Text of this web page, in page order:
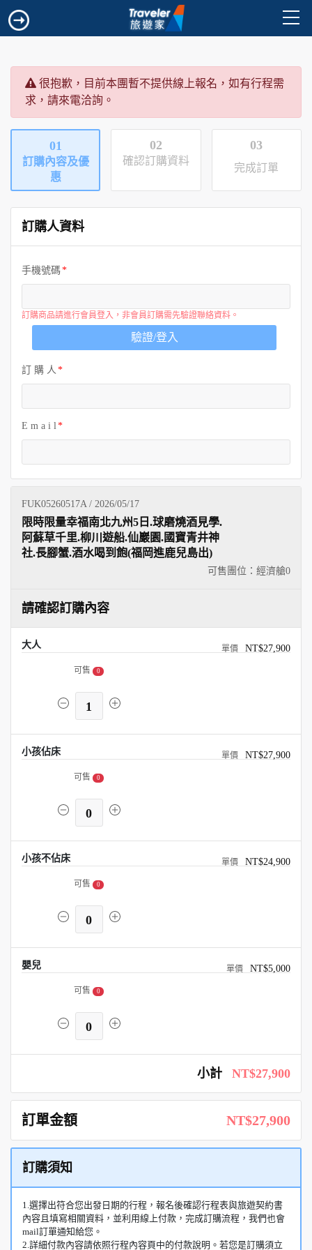
很抱歉，目前本團暫不提供線上報名，如有行程需
求，請來電洽詢。
01
訂購內容及優
惠
02
確認訂購資料
03
完成訂單
訂購人資料
手機號碼
訂購商品請進行會員登入，非會員訂購需先驗證聯絡資料。
驗證/登入
訂 購 人
E m a i l
FUK05260517A / 2026/05/17
可售團位：經濟艙0
限時限量幸福南北九州5日.球磨燒酒見學.
阿蘇草千里.柳川遊船.仙巖園.國寶青井神
社.長腳蟹.酒水喝到飽(福岡進鹿兒島出)
請確認訂購內容
大人 NT$27,900
可售 0
1
小孩佔床 NT$27,900
可售 0
0
小孩不佔床 NT$24,900
可售 0
0
嬰兒 NT$5,000
可售 0
0
小計 NT$27,900
訂單金額 NT$27,900
訂購須知
1.選擇出符合您出發日期的行程，報名後確認行程表與旅遊契約書
內容且填寫相關資料，並利用線上付款，完成訂購流程，我們也會
mail訂單通知給您。
2.詳細付款內容請依照行程內容頁中的付款說明。若您是訂購須立